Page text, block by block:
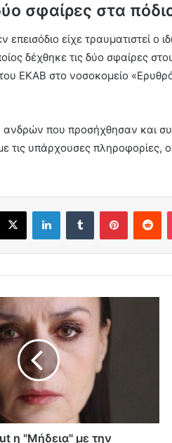
σφαίρες στα
επεισόδιο είχε τραυματιστεί ο
δέχθηκε τις δύο σφαίρες
ΕΚΑΒ στο νοσοκομείο
ανδρών που προσήχθησαν και
τις υπάρχουσες πληροφορίες,
X LinkedInTumblr Pinterest
η "Μήδεια" με την